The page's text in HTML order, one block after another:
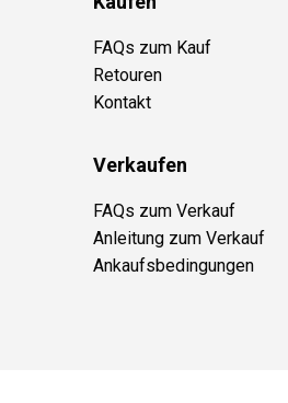
FAQs zum Kauf
Retouren
Kontakt
Verkaufen
FAQs zum Verkauf
Anleitung zum Verkauf
Ankaufsbedingungen